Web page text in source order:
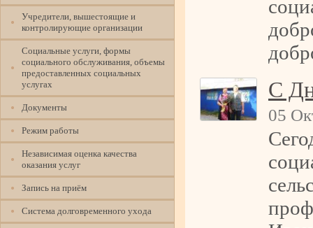
Учредители, вышестоящие и
контролирующие организации
Социальные услуги, формы
социального обслуживания, объемы
предоставленных социальных
услугах
Документы
Режим работы
Независимая оценка качества
оказания услуг
Запись на приём
Система долговременного ухода
С
05